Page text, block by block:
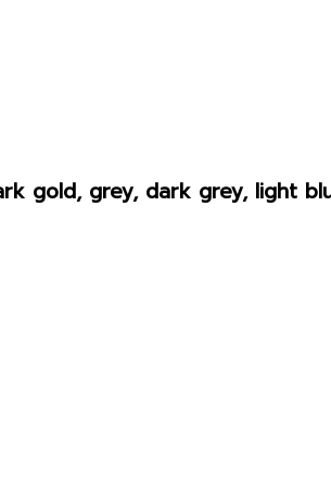
gold, grey, dark grey, light